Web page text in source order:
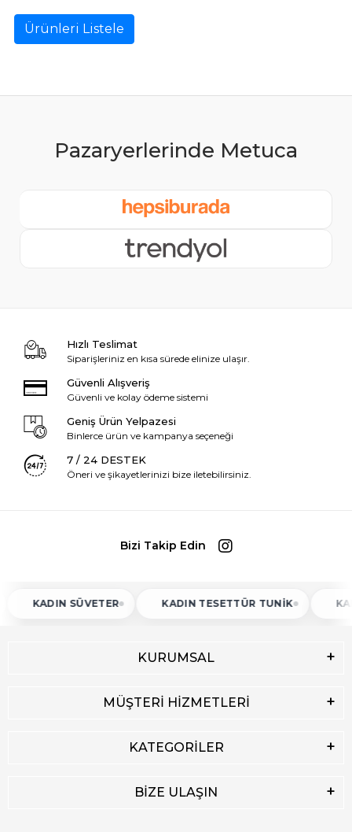
Ürünleri Listele
Hızlı Teslimat
Siparişleriniz en kısa sürede elinize ulaşır.
Güvenli Alışveriş
Güvenli ve kolay ödeme sistemi
Geniş Ürün Yelpazesi
Binlerce ürün ve kampanya seçeneği
7 / 24 DESTEK
Öneri ve şikayetlerinizi bize iletebilirsiniz.
Bizi Takip Edin
SÜVETER KADIN TESETTÜR TUNIK KADIN
KURUMSAL
MÜŞTERİ HİZMETLERİ
KATEGORİLER
BİZE ULAŞIN